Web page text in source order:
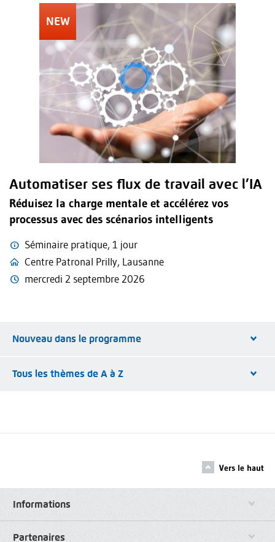
Automatiser ses flux de travail avec l’IA
Réduisez la charge mentale et accélérez vos
processus avec des scénarios intelligents
Séminaire pratique, 1 jour
Centre Patronal Prilly, Lausanne
mercredi 2 septembre 2026
Nouveau dans le programme
Tous les thèmes de A à Z
Vers le haut
Informations
Partenaires